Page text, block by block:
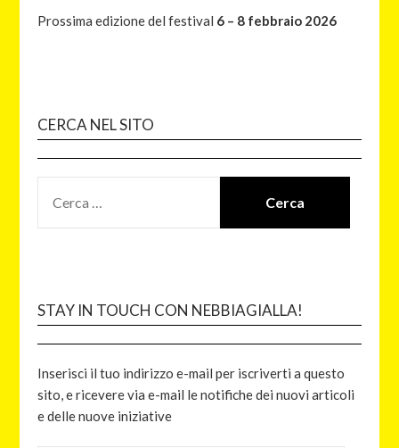
Prossima edizione del festival 6 – 8 febbraio 2026
CERCA NEL SITO
STAY IN TOUCH CON NEBBIAGIALLA!
Inserisci il tuo indirizzo e-mail per iscriverti a questo
sito, e ricevere via e-mail le notifiche dei nuovi articoli
e delle nuove iniziative